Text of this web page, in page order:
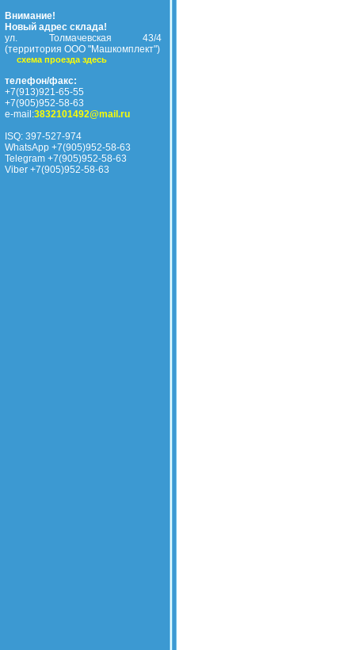
Внимание!
Новый адрес склада!
ул. Толмачевская 43/4
(территория ООО "Машкомплект")
схема проезда здесь
телефон/факс:
+7(913)921-65-55
+7(905)952-58-63
e-mail:3832101492@mail.ru
ISQ: 397-527-974
WhatsApp +7(905)952-58-63
Telegram +7(905)952-58-63
Viber +7(905)952-58-63